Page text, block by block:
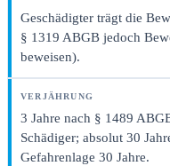
Geschädigter trägt die
§ 1319 ABGB jedoch
beweisen).
3 Jahre nach § 1489
Schädiger; absolut 30
Gefahrenlage 30 Jahre.